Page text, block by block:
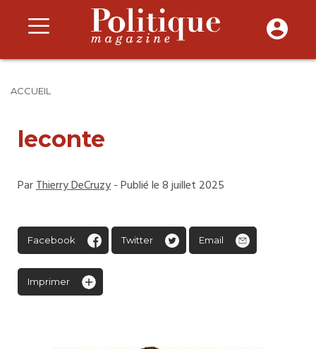
ACCUEIL
leconte
ParThierry DeCruzy- Publié le 8 juillet 2025
Facebook Twitter Email
Imprimer